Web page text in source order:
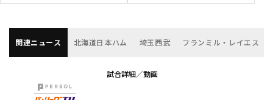
関連ニュース 北海道日本ハム 埼玉西武 フランミル・レイエス
試合詳細／動画